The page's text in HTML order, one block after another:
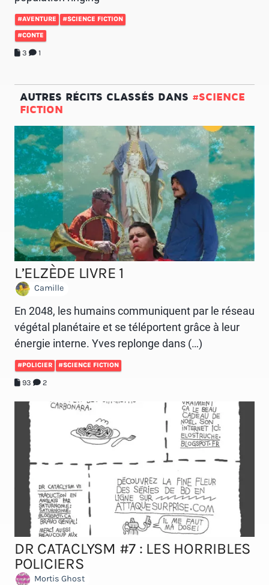
#AVENTURE #SCIENCE FICTION
#CONTE
3 1
AUTRES RÉCITS CLASSÉS DANS #SCIENCE
FICTION
L’ELZÈDE LIVRE 1
Camille
En 2048, les humains communiquent par le réseau
végétal planétaire et se téléportent grâce à leur
énergie interne. Yves replonge dans (…)
#POLICIER #SCIENCE FICTION
93 2
DR CATACLYSM #7 : LES HORRIBLES
POLICIERS
Mortis Ghost